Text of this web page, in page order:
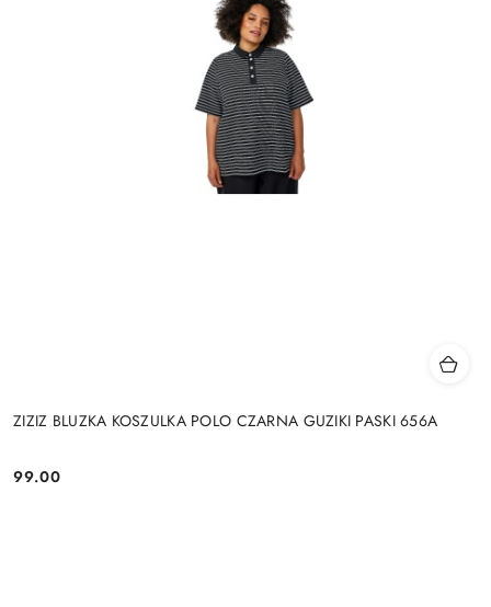
ZIZIZ BLUZKA KOSZULKA POLO CZARNA GUZIKI PASKI 656A
Cena:
99.00